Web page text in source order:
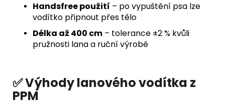
Handsfree použití – po vypuštění psa lze
vodítko připnout přes tělo
Délka až 400 cm – tolerance ±2 % kvůli
pružnosti lana a ruční výrobě
✅ Výhody lanového vodítka z
PPM